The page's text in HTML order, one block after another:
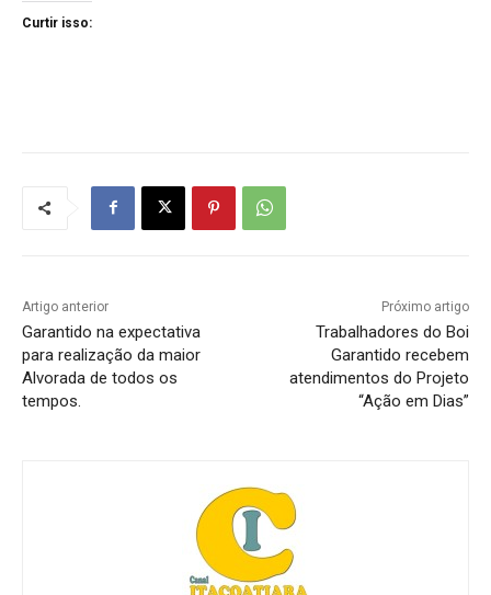
Curtir isso:
Artigo anterior
Garantido na expectativa
para realização da maior
Alvorada de todos os
tempos.
Próximo artigo
Trabalhadores do Boi
Garantido recebem
atendimentos do Projeto
“Ação em Dias”